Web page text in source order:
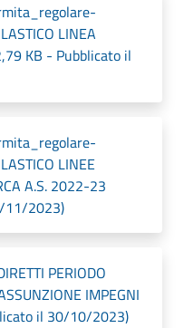
LINEA
KB - Pubblicato il
LINEE
A.S. 2022-23
11/2023)
PERIODO
IMPEGNI
il 30/10/2023)